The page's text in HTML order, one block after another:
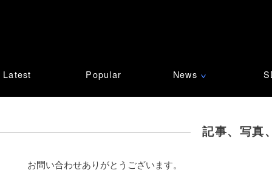
Latest Popular News ∨
記事、写真
お問い合わせありがとうございます。